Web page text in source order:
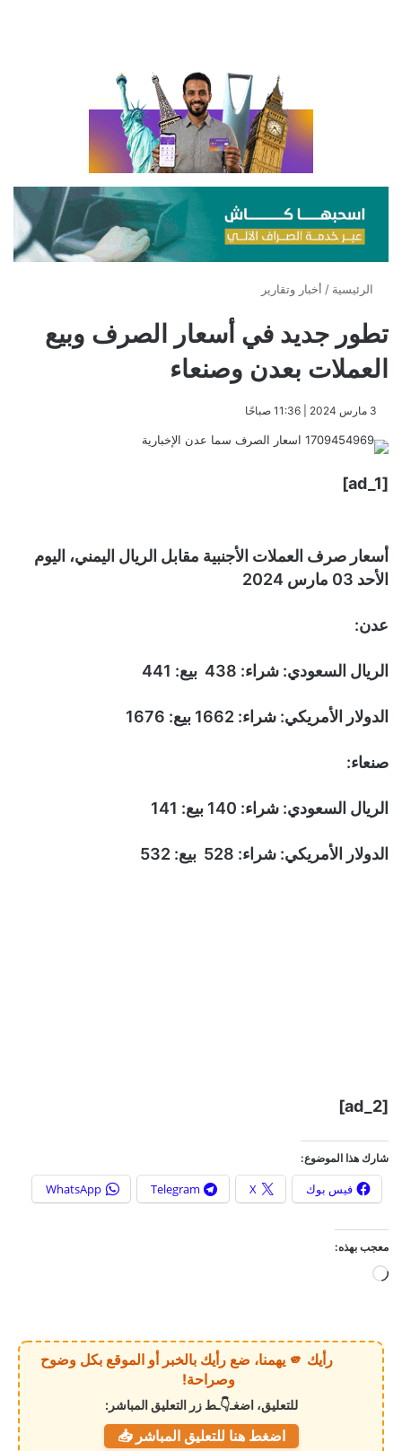
الرئيسية / أخبار وتقارير
تطور جديد في أسعار الصرف وبيع
العملات بعدن وصنعاء
​3 مارس 2024 | 11:36 صباحًا
[ad_1]
أسعار صرف العملات الأجنبية مقابل الريال اليمني، اليوم
الأحد 03 مارس 2024
عدن:
الريال السعودي: شراء: 438 بيع: 441
الدولار الأمريكي: شراء: 1662 بيع: 1676
صنعاء:
الريال السعودي: شراء: 140 بيع: 141
الدولار الأمريكي: شراء: 528 بيع: 532
[ad_2]
شارك هذا الموضوع:
فيس بوك X
Telegram
WhatsApp
معجب بهذه:
ي
رأيك 🫵 يهمنا، ضع رأيك بالخبر أو الموقع بكل وضوح
وصراحة!
للتعليق، اضغـ👇ـط زر التعليق المباشر:
اضغط هنا للتعليق المباشر 📥